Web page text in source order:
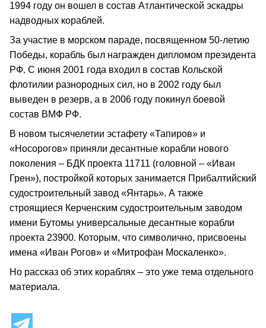
1994 году он вошел в состав Атлантической эскадры
надводных кораблей.
За участие в морском параде, посвященном 50-летию
Победы, корабль был награжден дипломом президента
РФ. С июня 2001 года входил в состав Кольской
флотилии разнородных сил, но в 2002 году был
выведен в резерв, а в 2006 году покинул боевой
состав ВМФ РФ.
В новом тысячелетии эстафету «Тапиров» и
«Носорогов» приняли десантные корабли нового
поколения – БДК проекта 11711 (головной – «Иван
Грен»), постройкой которых занимается Прибалтийский
судостроительный завод «Янтарь». А также
строящиеся Керченским судостроительным заводом
имени Бутомы универсальные десантные корабли
проекта 23900. Которым, что символично, присвоены
имена «Иван Рогов» и «Митрофан Москаленко».
Но рассказ об этих кораблях – это уже тема отдельного
материала.